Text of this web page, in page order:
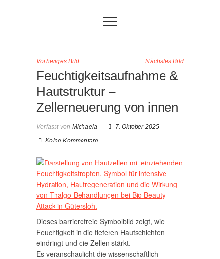
Vorheriges Bild Nächstes Bild
Feuchtigkeitsaufnahme &
Hautstruktur –
Zellerneuerung von innen
Verfasst von Michaela
7. Oktober 2025
Keine Kommentare
Dieses barrierefreie Symbolbild zeigt, wie
Feuchtigkeit in die tieferen Hautschichten
eindringt und die Zellen stärkt.
Es veranschaulicht die wissenschaftlich